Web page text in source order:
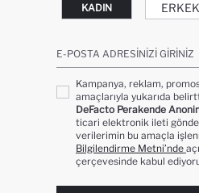
KADIN ERKEK
E-POSTA ADRESINIZI GIRINIZ
Kampanya, reklam,
amaçlarıyla yukarıda
DeFacto Perakende
ticari elektronik ileti
verilerimin bu amaçla
Bilgilendirme Metni’nde
çerçevesinde kabul